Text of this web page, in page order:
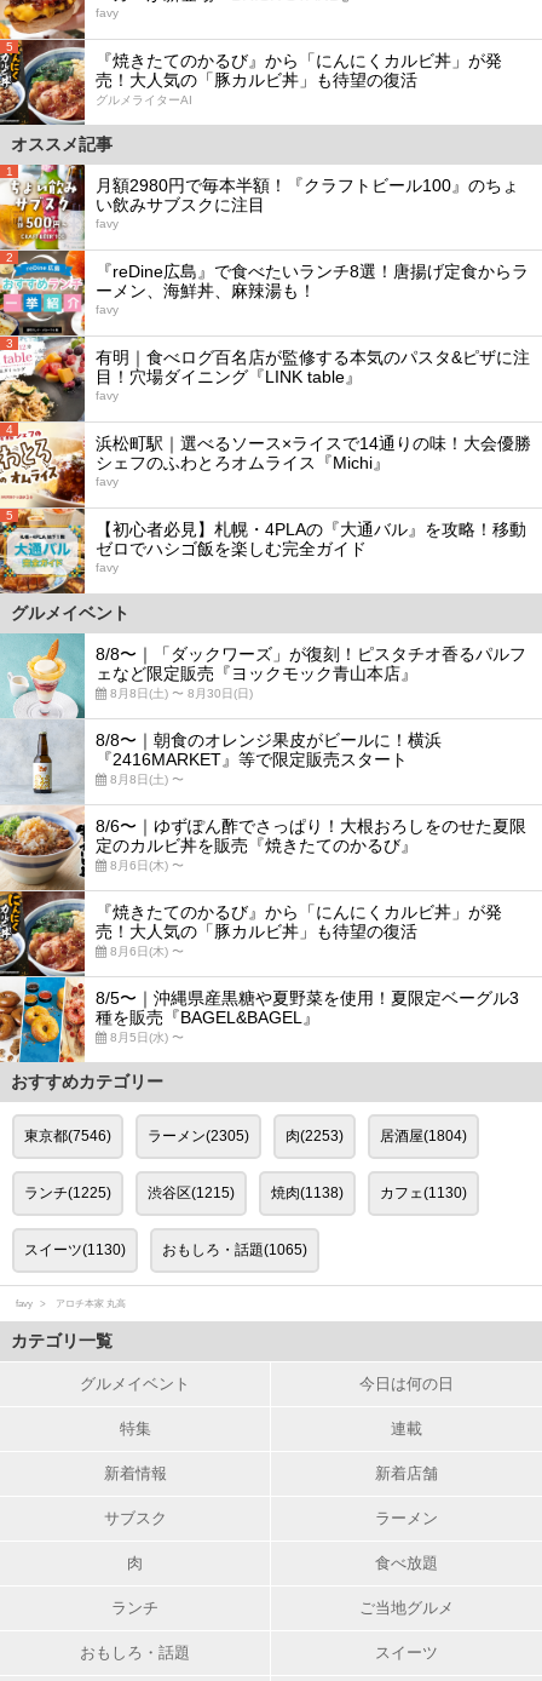
favy
5
『焼きたてのかるび』から「にんにくカルビ丼」が発
売！大人気の「豚カルビ丼」も待望の復活
グルメライターAI
オススメ記事
1
月額2980円で毎本半額！『クラフトビール100』のちょ
い飲みサブスクに注目
favy
2
『reDine広島』で食べたいランチ8選！唐揚げ定食からラ
ーメン、海鮮丼、麻辣湯も！
favy
3
有明｜食べログ百名店が監修する本気のパスタ&ピザに注
目！穴場ダイニング『LINK table』
favy
4
浜松町駅｜選べるソース×ライスで14通りの味！大会優勝
シェフのふわとろオムライス『Michi』
favy
5
【初心者必見】札幌・4PLAの『大通バル』を攻略！移動
ゼロでハシゴ飯を楽しむ完全ガイド
favy
グルメイベント
8/8〜｜「ダックワーズ」が復刻！ピスタチオ香るパルフ
ェなど限定販売『ヨックモック青山本店』
8月8日(土) 〜 8月30日(日)
8/8〜｜朝食のオレンジ果皮がビールに！横浜
『2416MARKET』等で限定販売スタート
8月8日(土) 〜
8/6〜｜ゆずぽん酢でさっぱり！大根おろしをのせた夏限
定のカルビ丼を販売『焼きたてのかるび』
8月6日(木) 〜
『焼きたてのかるび』から「にんにくカルビ丼」が発
売！大人気の「豚カルビ丼」も待望の復活
8月6日(木) 〜
8/5〜｜沖縄県産黒糖や夏野菜を使用！夏限定ベーグル3
種を販売『BAGEL&BAGEL』
8月5日(水) 〜
おすすめカテゴリー
東京都(7546) ラーメン(2305) 肉(2253) 居酒屋(1804)
ランチ(1225) 渋谷区(1215) 焼肉(1138) カフェ(1130)
スイーツ(1130) おもしろ・話題(1065)
favy アロチ本家 丸高
カテゴリ一覧
グルメイベント 今日は何の日
特集 連載
新着情報 新着店舗
サブスク ラーメン
肉 食べ放題
ランチ ご当地グルメ
おもしろ・話題 スイーツ